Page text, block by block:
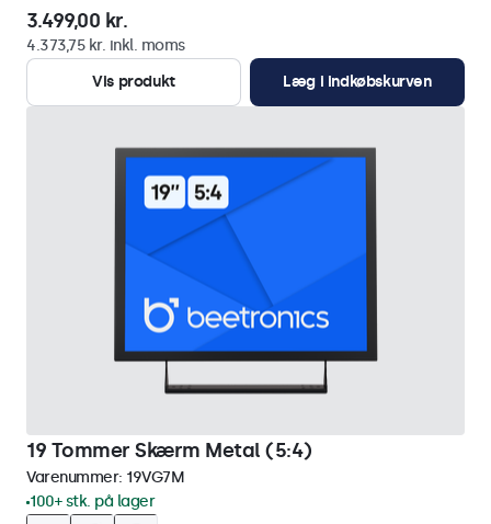
3.499,00 kr.
4.373,75 kr. inkl. moms
Vis produkt
Læg i indkøbskurven
19 Tommer Skærm Metal (5:4)
Varenummer: 19VG7M
100+ stk. på lager